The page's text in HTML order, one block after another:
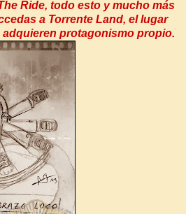
Ride, todo esto y mucho más
a Torrente Land, el lugar
protagonismo propio.